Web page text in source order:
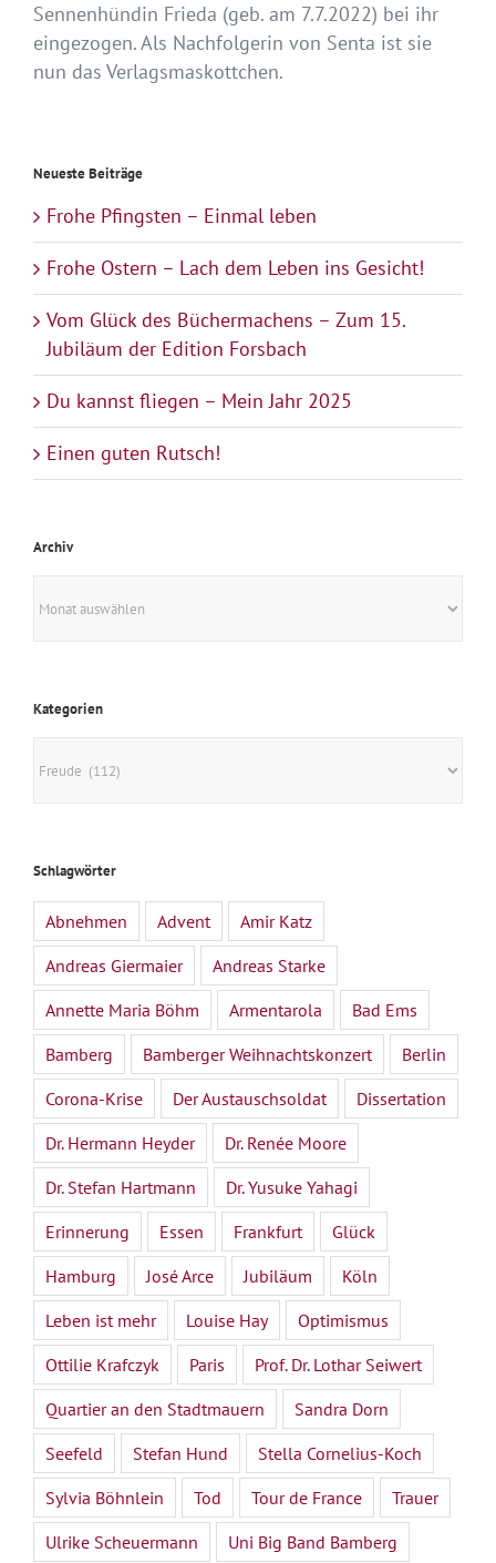
Sennenhündin Frieda (geb. am 7.7.2022) bei ihr
eingezogen. Als Nachfolgerin von Senta ist sie
nun das Verlagsmaskottchen.
Neueste Beiträge
Frohe Pfingsten – Einmal leben
Frohe Ostern – Lach dem Leben ins Gesicht!
Vom Glück des Büchermachens – Zum 15.
Jubiläum der Edition Forsbach
Du kannst fliegen – Mein Jahr 2025
Einen guten Rutsch!
Archiv
Kategorien
Schlagwörter
Abnehmen Advent
Amir Katz
Andreas Giermaier
Andreas Starke
Annette Maria Böhm
Armentarola
Bad Ems
Bamberg
Bamberger Weihnachtskonzert
Berlin
Corona-Krise
Der Austauschsoldat
Dissertation
Dr. Hermann Heyder
Dr. Renée Moore
Dr. Stefan Hartmann
Dr. Yusuke Yahagi
Erinnerung
Essen Frankfurt
Glück
Hamburg
José Arce Jubiläum
Köln
Leben ist mehr
Louise Hay
Optimismus
Ottilie Krafczyk
Paris
Prof. Dr. Lothar Seiwert
Quartier an den Stadtmauern
Sandra Dorn
Seefeld
Stefan Hund
Stella Cornelius-Koch
Sylvia Böhnlein
Tod Tour de France
Trauer
Ulrike Scheuermann
Uni Big Band Bamberg